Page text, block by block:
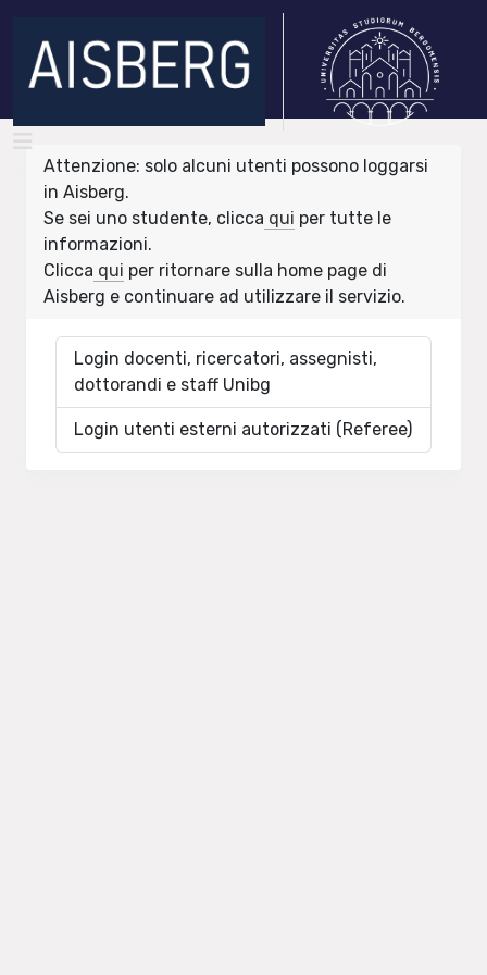
Attenzione: solo alcuni utenti possono loggarsi
in Aisberg.
Se sei uno studente, clicca qui per tutte le
informazioni.
Clicca qui per ritornare sulla home page di
Aisberg e continuare ad utilizzare il servizio.
Login docenti, ricercatori, assegnisti,
dottorandi e staff Unibg
Login utenti esterni autorizzati (Referee)